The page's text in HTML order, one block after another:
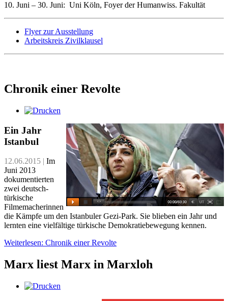
10. Juni – 30. Juni: Uni Köln, Foyer der Humanwiss. Fakultät
Flyer zur Ausstellung
Arbeitskreis Zivilklausel
Chronik einer Revolte
Ein Jahr
Istanbul
12.06.2015 | Im
Juni 2013
dokumentierten
zwei deutsch-
türkische
Filmemacherinnen
die Kämpfe um den Istanbuler Gezi-Park. Sie blieben ein Jahr und
lernten eine vielfältige türkische Demokratiebewegung kennen.
Weiterlesen: Chronik einer Revolte
Marx liest Marx in Marxloh